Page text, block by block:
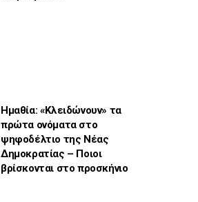
Ημαθία: «Κλειδώνουν» τα
πρώτα ονόματα στο
ψηφοδέλτιο της Νέας
Δημοκρατίας – Ποιοι
βρίσκονται στο προσκήνιο